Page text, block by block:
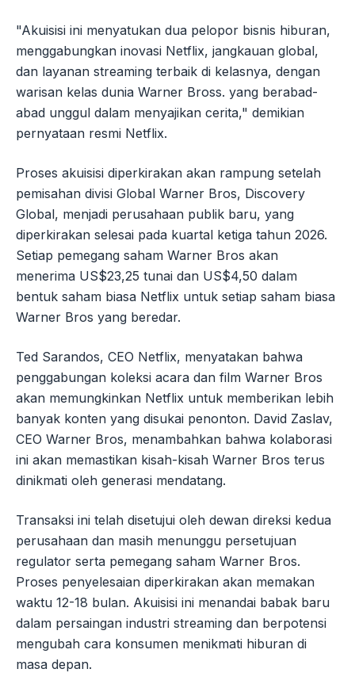
"Akuisisi ini menyatukan dua pelopor bisnis hiburan,
menggabungkan inovasi Netflix, jangkauan global,
dan layanan streaming terbaik di kelasnya, dengan
warisan kelas dunia Warner Bross. yang berabad-
abad unggul dalam menyajikan cerita," demikian
pernyataan resmi Netflix.
Proses akuisisi diperkirakan akan rampung setelah
pemisahan divisi Global Warner Bros, Discovery
Global, menjadi perusahaan publik baru, yang
diperkirakan selesai pada kuartal ketiga tahun 2026.
Setiap pemegang saham Warner Bros akan
menerima US$23,25 tunai dan US$4,50 dalam
bentuk saham biasa Netflix untuk setiap saham biasa
Warner Bros yang beredar.
Ted Sarandos, CEO Netflix, menyatakan bahwa
penggabungan koleksi acara dan film Warner Bros
akan memungkinkan Netflix untuk memberikan lebih
banyak konten yang disukai penonton. David Zaslav,
CEO Warner Bros, menambahkan bahwa kolaborasi
ini akan memastikan kisah-kisah Warner Bros terus
dinikmati oleh generasi mendatang.
Transaksi ini telah disetujui oleh dewan direksi kedua
perusahaan dan masih menunggu persetujuan
regulator serta pemegang saham Warner Bros.
Proses penyelesaian diperkirakan akan memakan
waktu 12-18 bulan. Akuisisi ini menandai babak baru
dalam persaingan industri streaming dan berpotensi
mengubah cara konsumen menikmati hiburan di
masa depan.